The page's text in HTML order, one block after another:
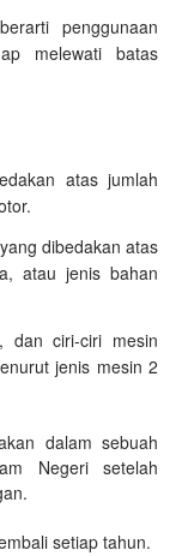
penggunaan
melewati batas
atas jumlah
dibedakan atas
atau jenis bahan
dan ciri-ciri mesin
jenis mesin 2
dalam sebuah
Negeri setelah
setiap tahun.